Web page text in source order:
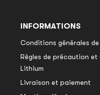
INFORMATIONS
Conditions générales
Règles de précaution
Lithium
Livraison et paiement